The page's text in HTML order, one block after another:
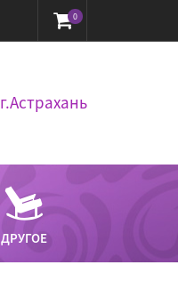
0
г.Астрахань
ДРУГОЕ